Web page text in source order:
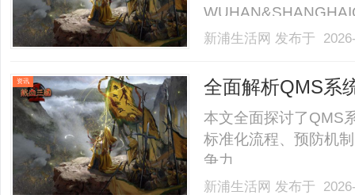
业验光配镜的写字楼
40%-60%优惠，兼顾
新浦生活网 发布于
资讯 全面解析QMS系
本文全面探讨了QMS
标准化流程、预防机
争力。......
新浦生活网 发布于